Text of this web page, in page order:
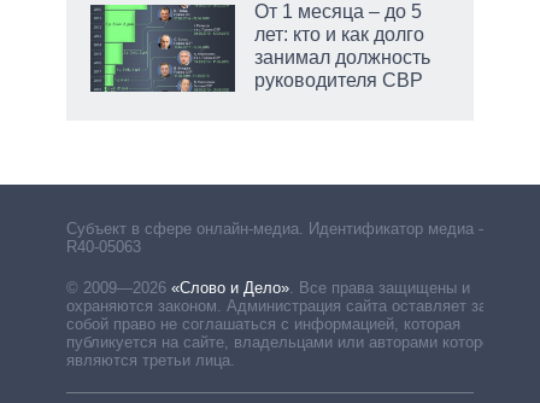
От 1 месяца – до 5
лет: кто и как долго
занимал должность
руководителя СВР
Субъект в сфере онлайн-медиа. Идентификатор медиа –
R40-05063
© 2009—2026 «Слово и Дело». Все права защищены и
охраняются законом. Администрация сайта оставляет за
собой право не соглашаться с информацией, которая
публикуется на сайте, владельцами или авторами которой
являются третьи лица.